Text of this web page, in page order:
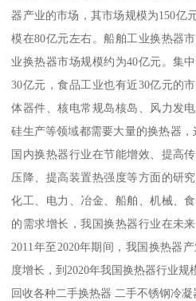
器产业的市场，其市场规模为150亿
模在80亿元左右。船舶工业换热器
业换热器市场规模约为40亿元。集
30亿元，食品工业也有近30亿元的
体器件、核电常规岛核岛、风力发
硅生产等领域都需要大量的换热器，
国内换热器行业在节能增效、提高
压降、提高装置热强度等方面的研
化工、电力、冶金、船舶、机械、
的需求增长，我国换热器行业在未
2011年至2020年期间，我国换热器
度增长，到2020年我国换热器行业规
回收各种二手换热器 二手不锈钢冷